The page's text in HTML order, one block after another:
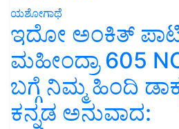
ಯಶೋಗಾಥೆ
ಇದೋ ಅಂಕಿತ್
ಮಹೀಂದ್ರಾ 605
ಬಗ್ಗೆ ನಿಮ್ಮ ಹಿಂದಿ
ಕನ್ನಡ ಅನುವಾದ: